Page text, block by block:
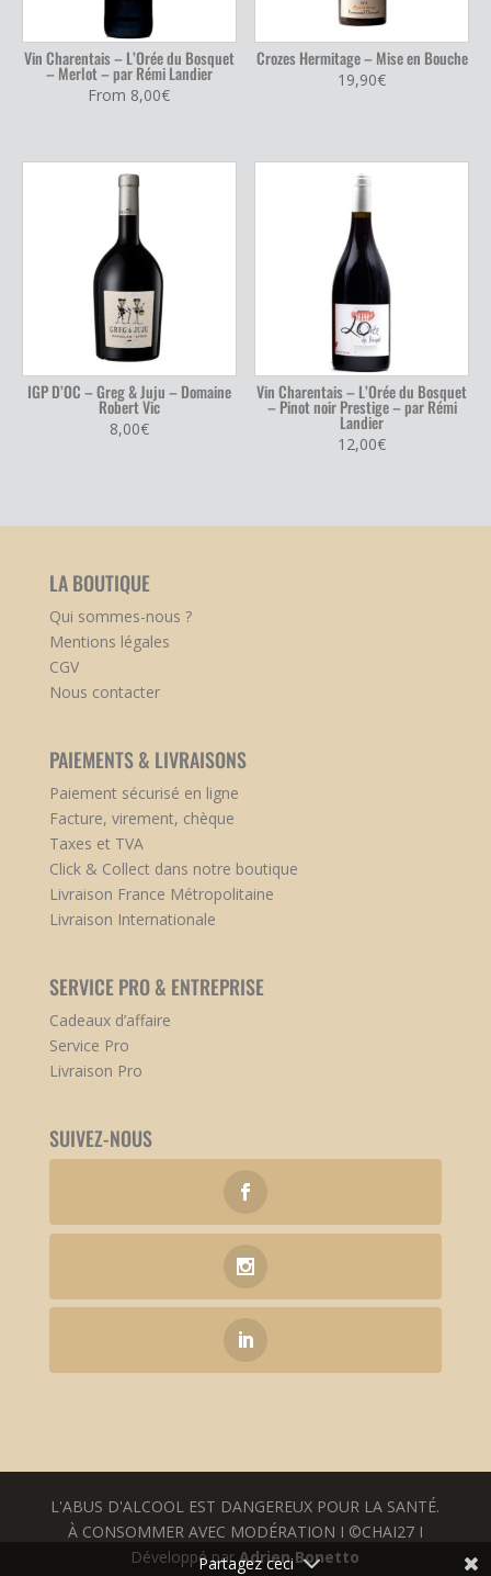
Vin Charentais – L’Orée du Bosquet
– Merlot – par Rémi Landier
From 8,00€
Crozes Hermitage – Mise en Bouche
19,90€
IGP D’OC – Greg & Juju – Domaine
Robert Vic
8,00€
Vin Charentais – L’Orée du Bosquet
– Pinot noir Prestige – par Rémi
Landier
12,00€
LA BOUTIQUE
Qui sommes-nous ?
Mentions légales
CGV
Nous contacter
PAIEMENTS & LIVRAISONS
Paiement sécurisé en ligne
Facture, virement, chèque
Taxes et TVA
Click & Collect dans notre boutique
Livraison France Métropolitaine
Livraison Internationale
SERVICE PRO & ENTREPRISE
Cadeaux d’affaire
Service Pro
Livraison Pro
SUIVEZ-NOUS
L'ABUS D'ALCOOL EST DANGEREUX POUR LA SANTÉ.
À CONSOMMER AVEC MODÉRATION I ©CHAI27 I
Développé parAdrien Bonetto
Partagez ceci